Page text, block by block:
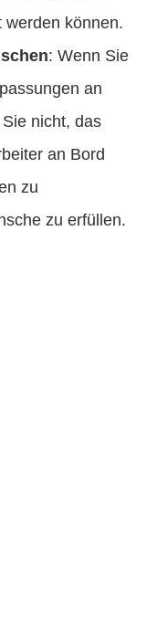
werden können.
: Wenn Sie
an
nicht, das
an Bord
zu
zu erfüllen.